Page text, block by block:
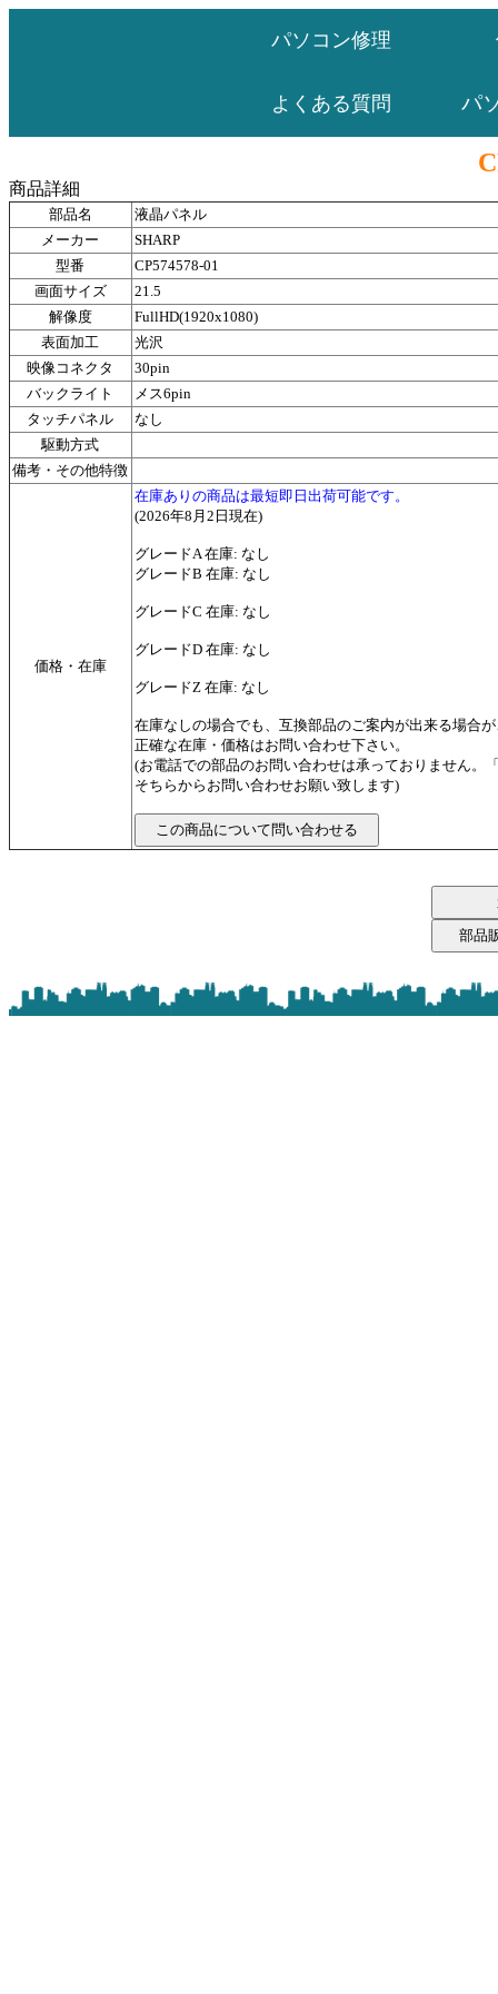
パソコン修理
よくある質問 パ
商品詳細
部品名
液晶パネル
メーカー
SHARP
型番
CP574578-01
画面サイズ
21.5
解像度
FullHD(1920x1080)
表面加工
光沢
映像コネクタ
30pin
バックライト
メス6pin
タッチパネル
なし
駆動方式
備考・その他特徴
価格・在庫
在庫ありの商品は最短即日出荷可能です。
(2026年8月2日現在)
グレードA 在庫: なし
グレードB 在庫: なし
グレードC 在庫: なし
グレードD 在庫: なし
グレードZ 在庫: なし
在庫なしの場合でも、互換部品のご案内が出来る場合
正確な在庫・価格はお問い合わせ下さい。
(お電話での部品のお問い合わせは承っておりません。
そちらからお問い合わせお願い致します)